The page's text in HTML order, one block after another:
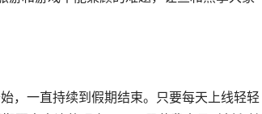
一直持续到假期结束。只要每天上线轻轻